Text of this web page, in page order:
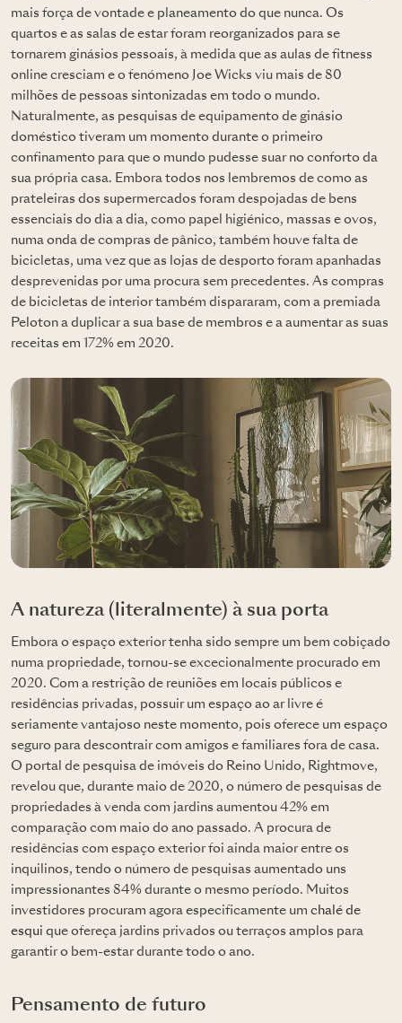
mais força de vontade e planeamento do que nunca. Os
quartos e as salas de estar foram reorganizados para se
tornarem ginásios pessoais, à medida que as aulas de fitness
online cresciam e o fenómeno Joe Wicks viu mais de 80
milhões de pessoas sintonizadas em todo o mundo.
Naturalmente, as pesquisas de equipamento de ginásio
doméstico tiveram um momento durante o primeiro
confinamento para que o mundo pudesse suar no conforto da
sua própria casa. Embora todos nos lembremos de como as
prateleiras dos supermercados foram despojadas de bens
essenciais do dia a dia, como papel higiénico, massas e ovos,
numa onda de compras de pânico, também houve falta de
bicicletas, uma vez que as lojas de desporto foram apanhadas
desprevenidas por uma procura sem precedentes. As compras
de bicicletas de interior também dispararam, com a premiada
Peloton a duplicar a sua base de membros e a aumentar as suas
receitas em 172% em 2020.
A natureza (literalmente) à sua porta
Embora o espaço exterior tenha sido sempre um bem cobiçado
numa propriedade, tornou-se excecionalmente procurado em
2020. Com a restrição de reuniões em locais públicos e
residências privadas, possuir um espaço ao ar livre é
seriamente vantajoso neste momento, pois oferece um espaço
seguro para descontrair com amigos e familiares fora de casa.
O portal de pesquisa de imóveis do Reino Unido, Rightmove,
revelou que, durante maio de 2020, o número de pesquisas de
propriedades à venda com jardins aumentou 42% em
comparação com maio do ano passado. A procura de
residências com espaço exterior foi ainda maior entre os
inquilinos, tendo o número de pesquisas aumentado uns
impressionantes 84% durante o mesmo período. Muitos
investidores procuram agora especificamente um chalé de
esqui que ofereça jardins privados ou terraços amplos para
garantir o bem-estar durante todo o ano.
Pensamento de futuro